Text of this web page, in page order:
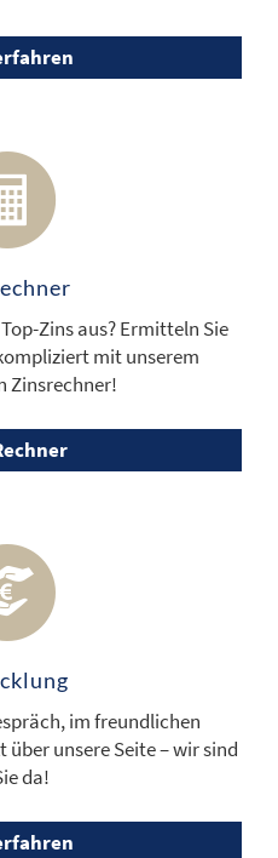
Zins aus? Ermitteln Sie
mit unserem
Zinsrechner!
im freundlichen
unsere Seite – wir sind
da!